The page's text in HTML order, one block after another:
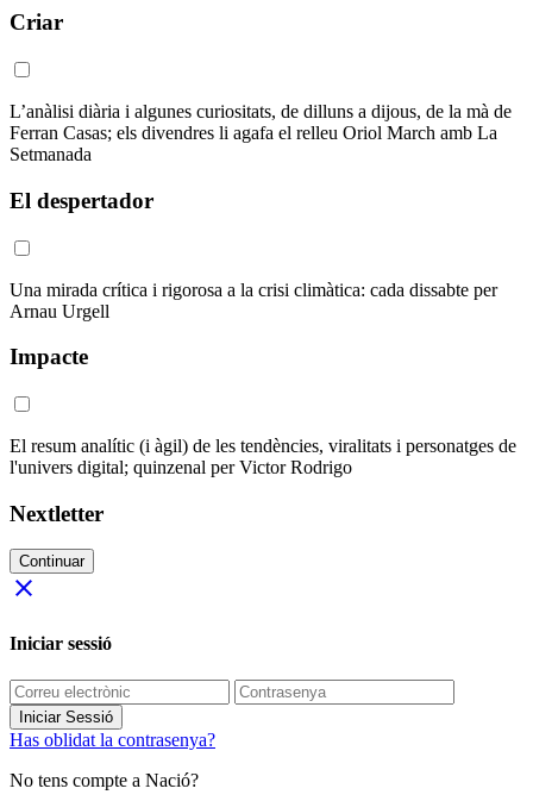
Criar
L’anàlisi diària i algunes curiositats, de dilluns a dijous, de la mà de
Ferran Casas; els divendres li agafa el relleu Oriol March amb La
Setmanada
El despertador
Una mirada crítica i rigorosa a la crisi climàtica: cada dissabte per
Arnau Urgell
Impacte
El resum analític (i àgil) de les tendències, viralitats i personatges de
l'univers digital; quinzenal per Victor Rodrigo
Nextletter
Continuar
close
Iniciar sessió
Iniciar Sessió
Has oblidat la contrasenya?
No tens compte a Nació?